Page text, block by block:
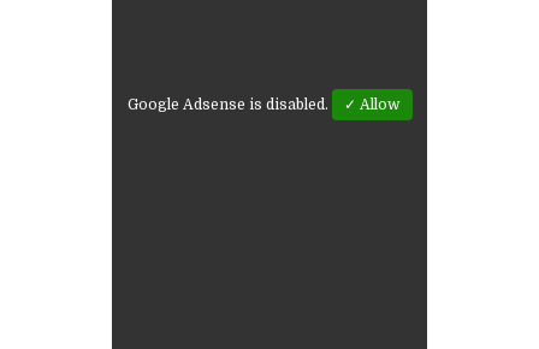
Google Adsense is disabled. ✓ Allow